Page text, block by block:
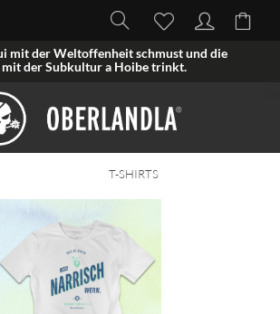
mit der Weltoffenheit schmust und die
der Subkultur a Hoibe trinkt.
T-SHIRTS